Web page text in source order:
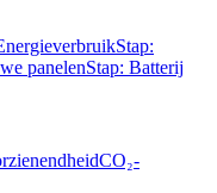
Stap:
panelenStap: Batterij
CO₂-